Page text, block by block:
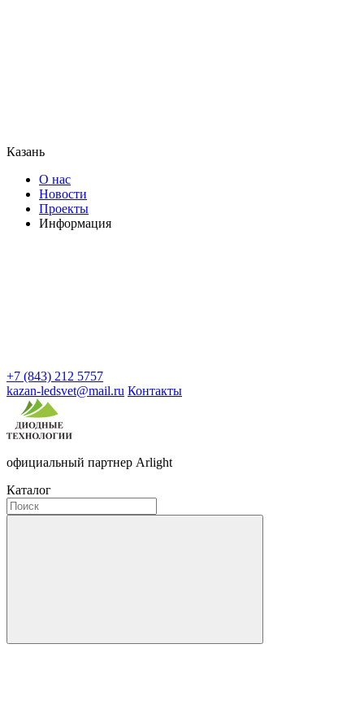
Казань
О нас
Новости
Проекты
Информация
+7 (843) 212 5757
kazan-ledsvet@mail.ru Контакты
официальный партнер Arlight
Каталог